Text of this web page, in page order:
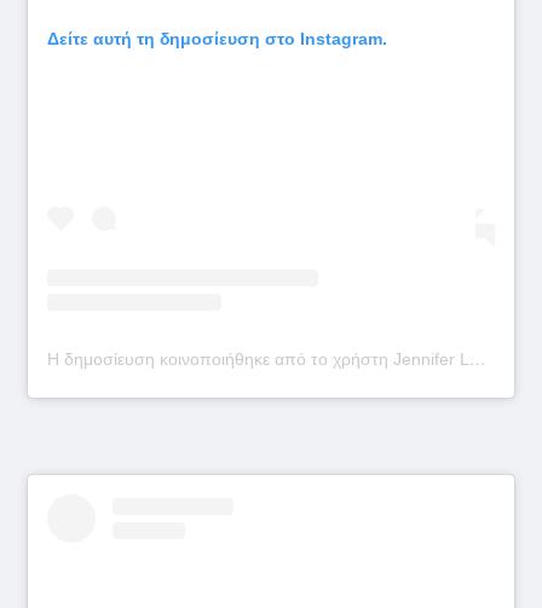
Δείτε αυτή τη δημοσίευση στο Instagram.
Η δημοσίευση κοινοποιήθηκε από το χρήστη Jennifer Lopez (@jlo)